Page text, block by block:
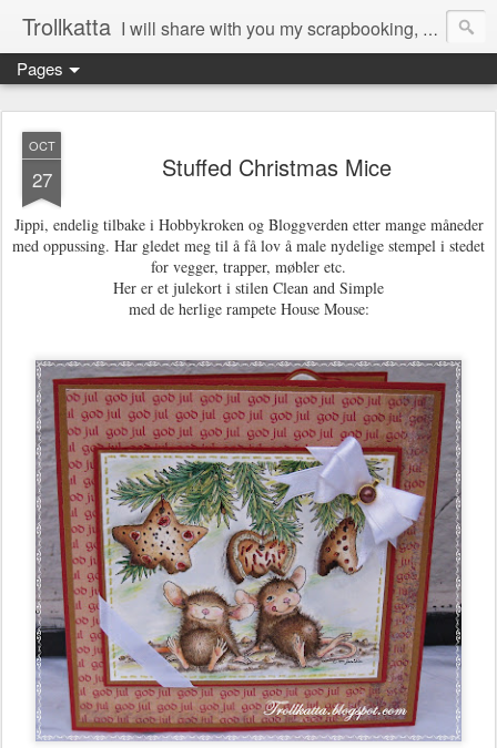
Trollkatta I will share with you my scrapbooking, mountain walks, pets, quotes and sayings, healthy food, interior...
Pages
OCT
27 Stuffed Christmas Mice
Jippi, endelig tilbake i Hobbykroken og Bloggverden etter mange måneder
med oppussing. Har gledet meg til å få lov å male nydelige stempel i stedet
for vegger, trapper, møbler etc.
Her er et julekort i stilen Clean and Simple
med de herlige rampete House Mouse: